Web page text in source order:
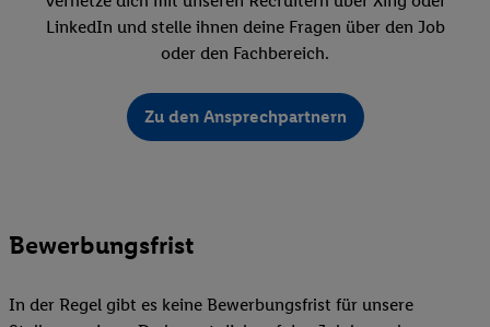
LinkedIn und stelle ihnen deine Fragen über den Job
oder den Fachbereich.
Zu den Ansprechpartnern
Bewerbungsfrist
In der Regel gibt es keine Bewerbungsfrist für unsere